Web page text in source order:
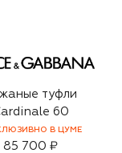
туфли
60
В ЦУМЕ
85 700 ₽